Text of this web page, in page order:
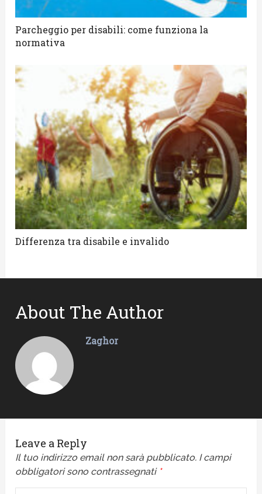
Parcheggio per disabili: come funziona la
normativa
Differenza tra disabile e invalido
About The Author
Zaghor
Leave a Reply
Il tuo indirizzo email non sarà pubblicato. I campi
obbligatori sono contrassegnati *